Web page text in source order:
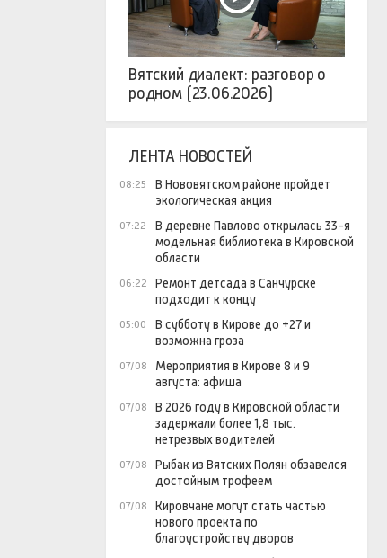
Вятский диалект: разговор о
родном (23.06.2026)
ЛЕНТА НОВОСТЕЙ
08:25
В Нововятском районе пройдет
экологическая акция
07:22
В деревне Павлово открылась 33-я
модельная библиотека в Кировской
области
06:22
Ремонт детсада в Санчурске
подходит к концу
05:00
В субботу в Кирове до +27 и
возможна гроза
07/08
Мероприятия в Кирове 8 и 9
августа: афиша
07/08
В 2026 году в Кировской области
задержали более 1,8 тыс.
нетрезвых водителей
07/08
Рыбак из Вятских Полян обзавелся
достойным трофеем
07/08
Кировчане могут стать частью
нового проекта по
благоустройству дворов